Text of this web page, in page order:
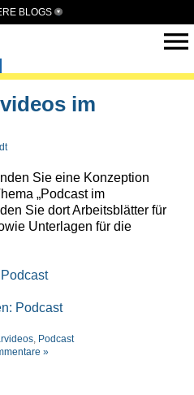
BLOGS
im
Sie eine Konzeption
„Podcast im
Sie dort Arbeitsblätter für
Unterlagen für die
Podcast
, Podcast
»